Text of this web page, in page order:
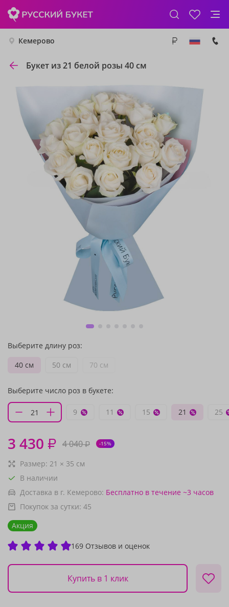
Кемерово
Букет из 21 белой розы 40 см
Выберите длину роз:
40 см
50 см 70 см
Выберите число роз в букете:
9 11 15 21 25
3 430 ₽ 4 040₽ -15%
Размер: 21 × 35 см
В наличии
Доставка в г. Кемерово: Бесплатно в течение ~3 часов
Покупок за сутки: 45
Акция
169 Отзывов и оценок
Купить в 1 клик